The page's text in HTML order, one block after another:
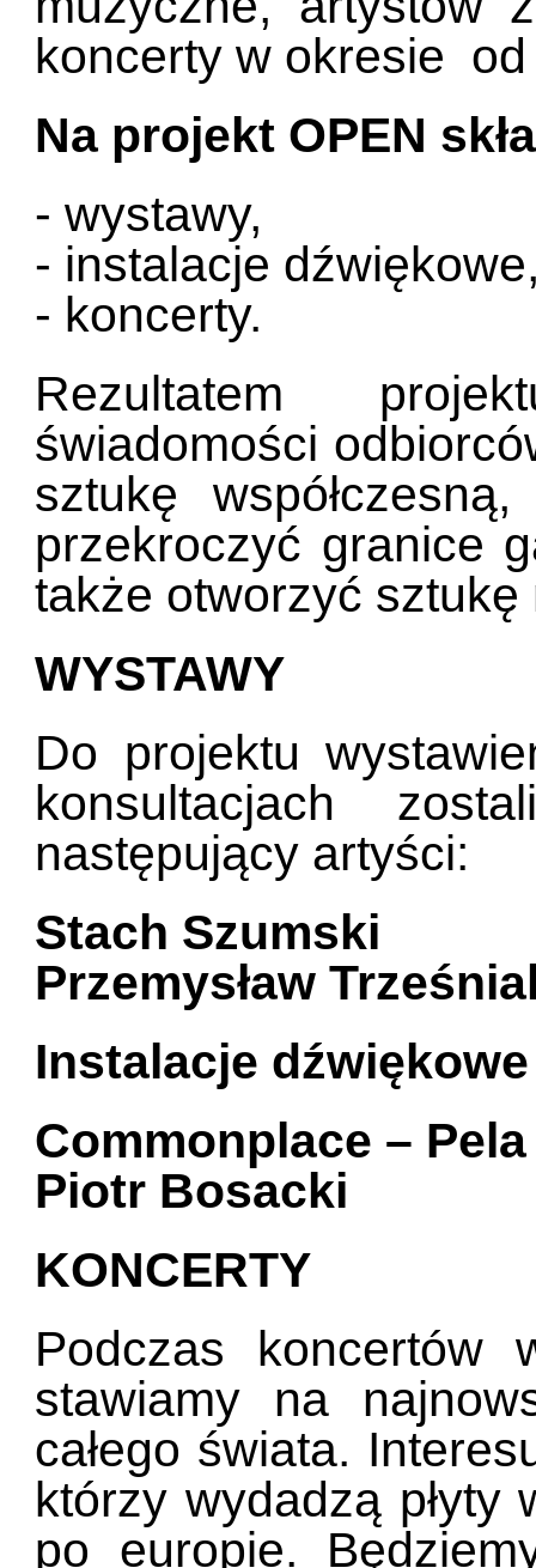
koncerty w okresie
Na projekt OPEN
- wystawy,
- instalacje
- koncerty.
Rezultatem
świadomości
sztukę
przekroczyć granice
także otworzyć
WYSTAWY
Do projektu
konsultacjach
następujący artyści:
Stach Szumski
Przemysław
Instalacje dźwiękowe
Commonplace –
Piotr Bosacki
KONCERTY
Podczas koncertów
stawiamy na
całego świata.
którzy wydadzą
po europie.